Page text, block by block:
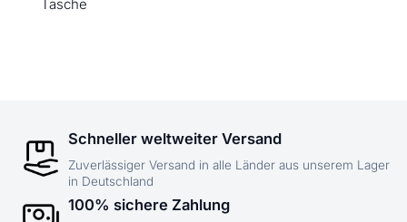
Tasche
Schneller weltweiter Versand
Zuverlässiger Versand in alle Länder aus unserem Lager
in Deutschland
100% sichere Zahlung